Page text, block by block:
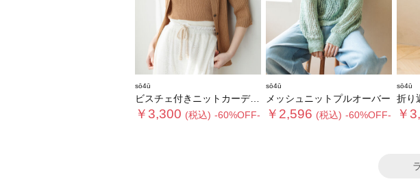
sō4ū
ビスチェ付きニットカーディガン
￥3,300 (税込) -60%OFF-
sō4ū
メッシュニットプルオーバー
￥2,596 (税込) -60%OFF-
sō4ū
折り
￥